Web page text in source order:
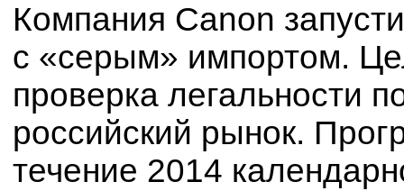
Компания Canon
с «серым» импортом.
проверка легальности
российский рынок.
течение 2014